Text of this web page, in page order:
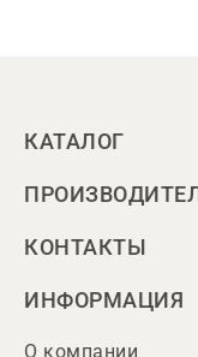
КАТАЛОГ
КОНТАКТЫ
ИНФОРМАЦИЯ
О компании